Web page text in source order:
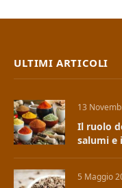
ULTIMI ARTICOLI
13
Il ruolo
salumi e
5 Maggio